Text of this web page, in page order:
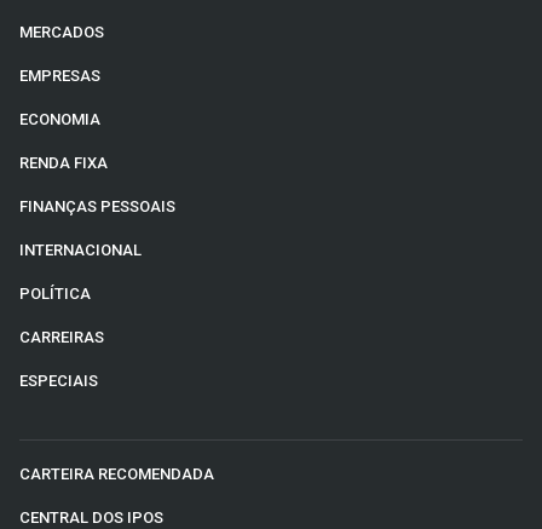
MERCADOS
EMPRESAS
ECONOMIA
RENDA FIXA
FINANÇAS PESSOAIS
INTERNACIONAL
POLÍTICA
CARREIRAS
ESPECIAIS
CARTEIRA RECOMENDADA
CENTRAL DOS IPOS